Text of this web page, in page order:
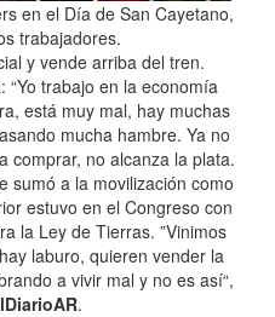
en el Día de San Cayetano,
trabajadores.
y vende arriba del tren.
“Yo trabajo en la economía
está muy mal, hay muchas
mucha hambre. Ya no
comprar, no alcanza la plata.
sumó a la movilización como
estuvo en el Congreso con
la Ley de Tierras. ”Vinimos
laburo, quieren vender la
a vivir mal y no es así“,
.